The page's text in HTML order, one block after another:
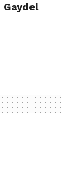
Gaydel